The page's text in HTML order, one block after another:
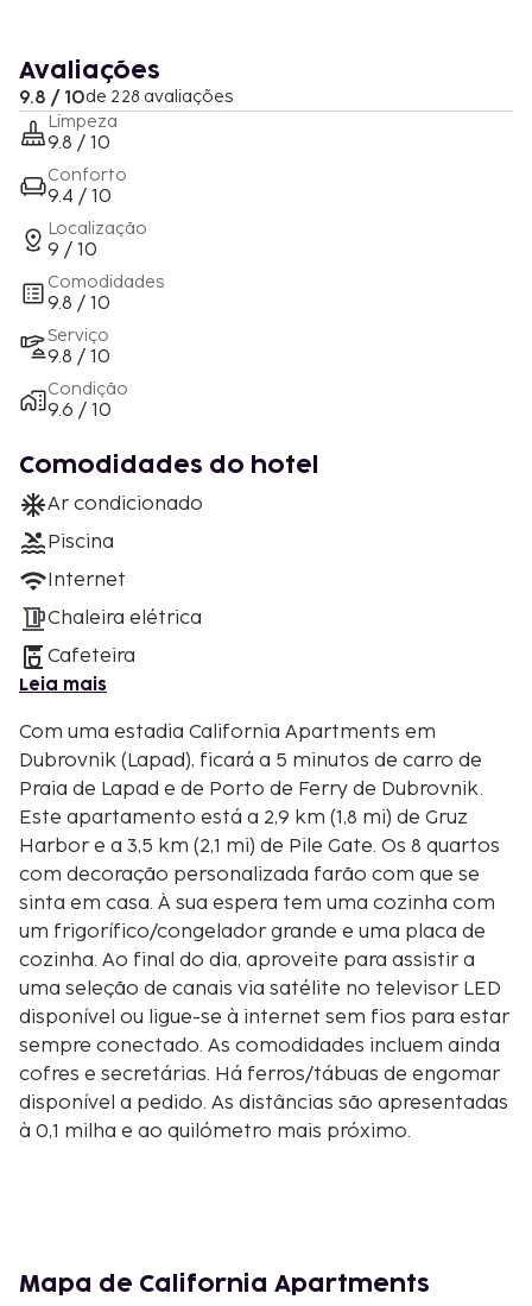
Avaliações
9.8 / 10de 228 avaliações
Limpeza
9.8 / 10
Conforto
9.4 / 10
Localização
9 / 10
Comodidades
9.8 / 10
Serviço
9.8 / 10
Condição
9.6 / 10
Comodidades do hotel
Ar condicionado
Piscina
Internet
Chaleira elétrica
Cafeteira
Leia mais
Com uma estadia California Apartments em
Dubrovnik (Lapad), ficará a 5 minutos de carro de
Praia de Lapad e de Porto de Ferry de Dubrovnik.
Este apartamento está a 2,9 km (1,8 mi) de Gruz
Harbor e a 3,5 km (2,1 mi) de Pile Gate. Os 8 quartos
com decoração personalizada farão com que se
sinta em casa. À sua espera tem uma cozinha com
um frigorífico/congelador grande e uma placa de
cozinha. Ao final do dia, aproveite para assistir a
uma seleção de canais via satélite no televisor LED
disponível ou ligue-se à internet sem fios para estar
sempre conectado. As comodidades incluem ainda
cofres e secretárias. Há ferros/tábuas de engomar
disponível a pedido. As distâncias são apresentadas
à 0,1 milha e ao quilómetro mais próximo.
Mercado Aberto de Gruz - 1,2 km/0,7 mi
Mapa de California Apartments